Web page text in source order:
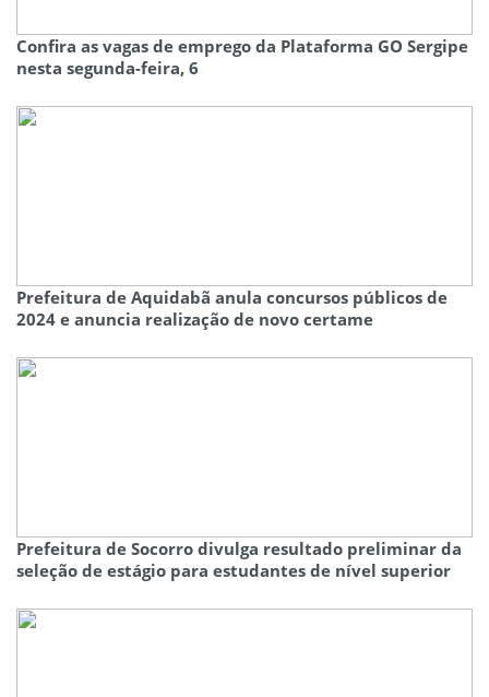
Confira as vagas de emprego da Plataforma GO Sergipe
nesta segunda-feira, 6
Prefeitura de Aquidabã anula concursos públicos de
2024 e anuncia realização de novo certame
Prefeitura de Socorro divulga resultado preliminar da
seleção de estágio para estudantes de nível superior